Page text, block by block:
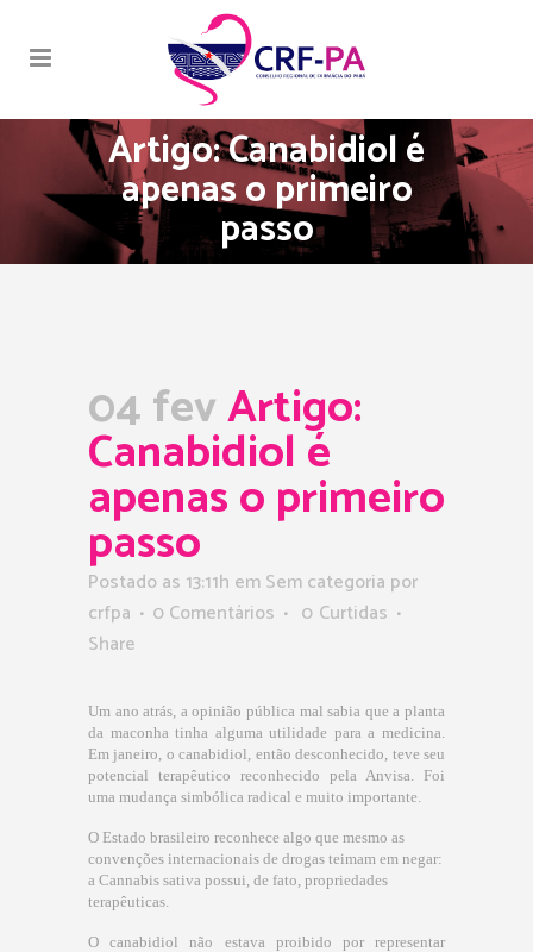
Artigo: Canabidiol é
apenas o primeiro
passo
04 fevArtigo:
Canabidiol é
apenas o primeiro
passo
Postado as 13:11h em Sem categoria por
crfpa
0 Comentários 0 Curtidas
Share
Um ano atrás, a opinião pública mal sabia que a planta
da maconha tinha alguma utilidade para a medicina.
Em janeiro, o canabidiol, então desconhecido, teve seu
potencial terapêutico reconhecido pela Anvisa. Foi
uma mudança simbólica radical e muito importante.
O Estado brasileiro reconhece algo que mesmo as
convenções internacionais de drogas teimam em negar:
a Cannabis sativa possui, de fato, propriedades
terapêuticas.
O canabidiol não estava proibido por representar